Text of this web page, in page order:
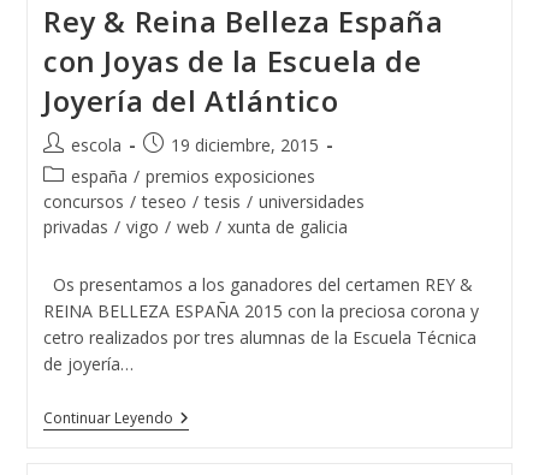
De
La
Escuela
De
Joyería
Del
Atlántico
Presentes
En
ART-
XOVE
Rey & Reina Belleza España
con Joyas de la Escuela de
Joyería del Atlántico
Autor
de
la
entrada:
escola
Publicación
de
la
entrada:
19 diciembre, 2015
Categoría
de
la
españa / premios exposiciones
concursos / teseo / tesis / universidades
privadas / vigo / web / xunta de galicia
Os presentamos a los ganadores del certamen REY &
REINA BELLEZA ESPAÑA 2015 con la preciosa corona y
cetro realizados por tres alumnas de la Escuela Técnica
de joyería…
Continuar LeyendoRey
&